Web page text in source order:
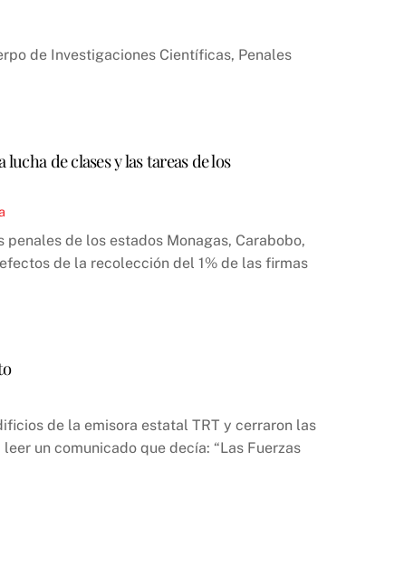
de Investigaciones Científicas, Penales
de clases y las tareas de los
de los estados Monagas, Carabobo,
de la recolección del 1% de las firmas
de la emisora estatal TRT y cerraron las
un comunicado que decía: “Las Fuerzas